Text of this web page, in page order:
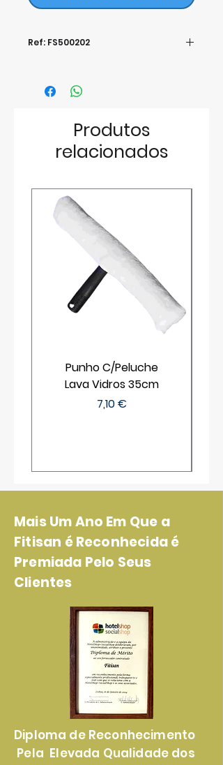
Ref: FS500202
Produtos
relacionados
Punho C/Peluche
Lava Vidros 35cm
Preço
7,10 €
Mais Um Ano Em Que a
Fitisan é Reconhecida é
Premiada Pelo Seus
Clientes
Diploma de Reconhecimento
Pela Elevada Qualidade dos